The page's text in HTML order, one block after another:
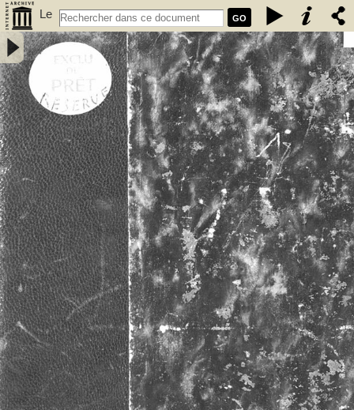
GO
Le
vieux Rennes : première partie / Paul Banéat - Banéat, Paul (1856-
1942)